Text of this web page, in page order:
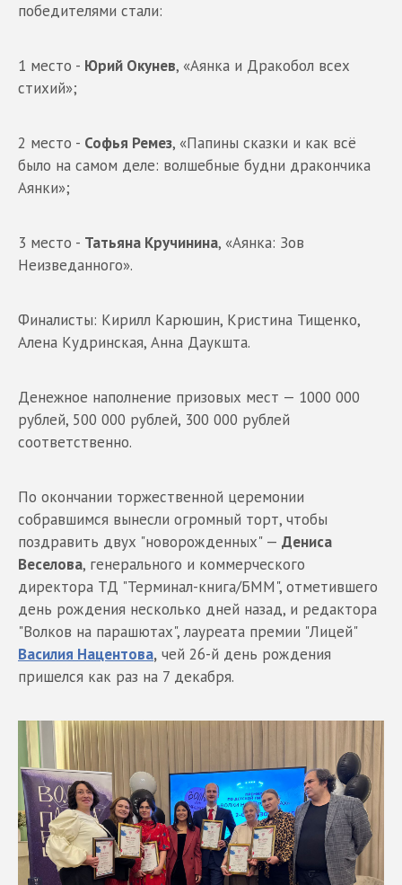
победителями стали:
1 место - Юрий Окунев, «Аянка и Дракобол всех
стихий»;
2 место - Софья Ремез, «Папины сказки и как всё
было на самом деле: волшебные будни дракончика
Аянки»;
3 место - Татьяна Кручинина, «Аянка: Зов
Неизведанного».
Финалисты: Кирилл Карюшин, Кристина Тищенко,
Алена Кудринская, Анна Даукшта.
Денежное наполнение призовых мест — 1000 000
рублей, 500 000 рублей, 300 000 рублей
соответственно.
По окончании торжественной церемонии
собравшимся вынесли огромный торт, чтобы
поздравить двух "новорожденных" — Дениса
Веселова, генерального и коммерческого
директора ТД "Терминал-книга/БММ", отметившего
день рождения несколько дней назад, и редактора
"Волков на парашютах", лауреата премии "Лицей"
Василия Нацентова, чей 26-й день рождения
пришелся как раз на 7 декабря.